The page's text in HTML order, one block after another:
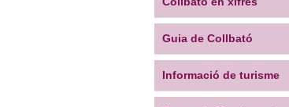
Guia de Collbató
Informació de turisme